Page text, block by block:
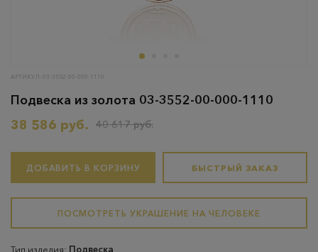
АРТИКУЛ: 03-3552-00-000-1110
Подвеска из золота 03-3552-00-000-1110
38 586 руб.
40 617 руб.
ДОБАВИТЬ В КОРЗИНУ БЫСТРЫЙ ЗАКАЗ
ПОСМОТРЕТЬ УКРАШЕНИЕ НА ЧЕЛОВЕКЕ
Тип изделия: Подвеска